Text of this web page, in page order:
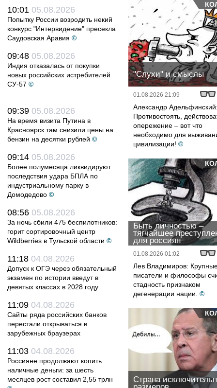
10:01 05.08.2026
Попытку России возродить некий
конкурс "Интервидение" пресекла
Саудовская Аравия ©
09:48 05.08.2026
Индия отказалась от покупки
новых российских истребителей
СУ-57 ©
09:39 05.08.2026
На время визита Путина в
Красноярск там снизили цены на
бензин на десятки рублей ©
09:14 05.08.2026
Более полумесяца ликвидируют
последствия удара БПЛА по
индустриальному парку в
Домодедово ©
08:56 05.08.2026
За ночь сбили 475 беспилотников:
горит сортировочный центр
Wildberries в Тульской области ©
11:18 04.08.2026
Допуск к ОГЭ через обязательный
экзамен по истории введут в
девятых классах в 2028 году
11:09 04.08.2026
Сайты ряда российских банков
перестали открываться в
зарубежных браузерах
11:03 04.08.2026
Россияне продолжают копить
наличные деньги: за шесть
месяцев рост составил 2,55 трлн
"Слухи" и смыслы
01.08.2026 21:09
Александр
Противостоять,
опережение – вот что
необходимо для
цивилизации! ©
Быть личностью –
тягчайшее
для россиян
01.08.2026 01:02
Лев Владимиров:
писатели и философы
стадность признаком
дегенерации нации. ©
Страна